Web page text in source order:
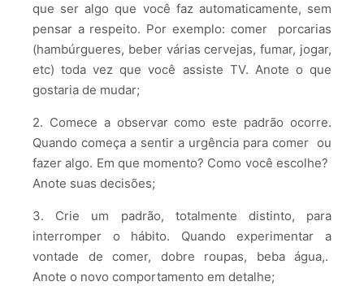
que ser algo que você faz automaticamente, sem
pensar a respeito. Por exemplo: comer porcarias
(hambúrgueres, beber várias cervejas, fumar, jogar,
etc) toda vez que você assiste TV. Anote o que
gostaria de mudar;
2. Comece a observar como este padrão ocorre.
Quando começa a sentir a urgência para comer ou
fazer algo. Em que momento? Como você escolhe?
Anote suas decisões;
3. Crie um padrão, totalmente distinto, para
interromper o hábito. Quando experimentar a
vontade de comer, dobre roupas, beba água,.
Anote o novo comportamento em detalhe;